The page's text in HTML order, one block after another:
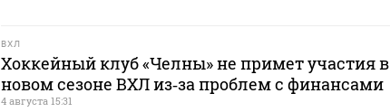
ВХЛ
Хоккейный клуб «Челны» не примет участия в
новом сезоне ВХЛ из‑за проблем с финансами
4 августа 15:31